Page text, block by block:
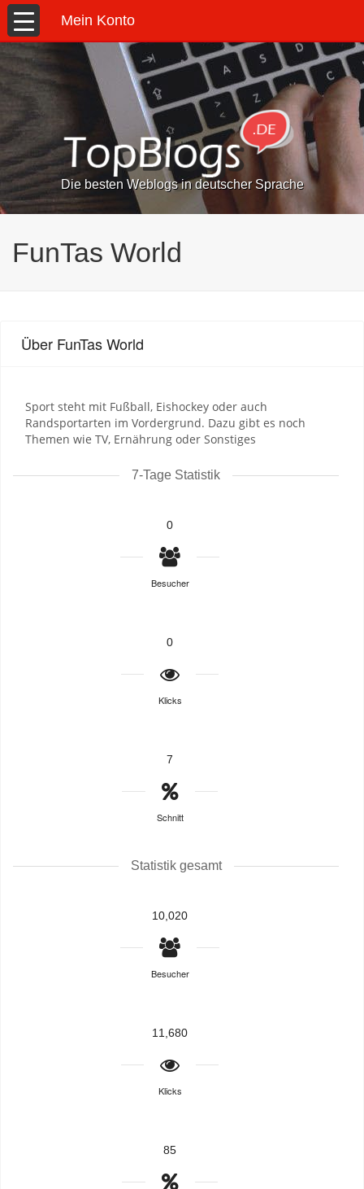
Mein Konto
Die besten Weblogs in deutscher Sprache
FunTas World
Über FunTas World
Sport steht mit Fußball, Eishockey oder auch
Randsportarten im Vordergrund. Dazu gibt es noch
Themen wie TV, Ernährung oder Sonstiges
7-Tage Statistik
0
Besucher
0
Klicks
7
Schnitt
Statistik gesamt
10,020
Besucher
11,680
Klicks
85